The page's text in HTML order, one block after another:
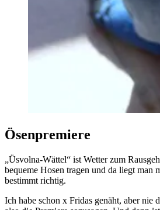
Ösenpremiere
„Üsvolna-Wättel“ ist Wetter zum
bequeme Hosen tragen und da liegt man
bestimmt richtig.
Ich habe schon x Fridas genäht, aber nie